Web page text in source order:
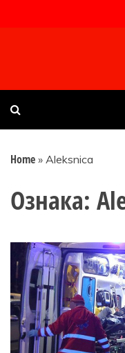
Faktor
Uvijek presudan
Home » Aleksnica
Ознака: